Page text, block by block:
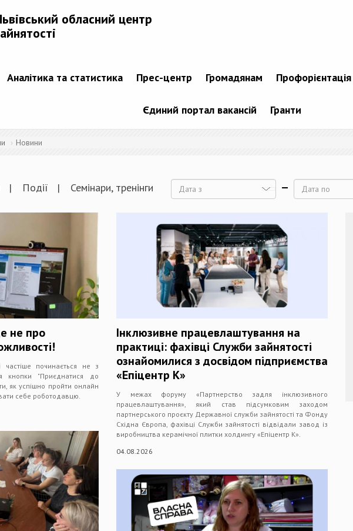
обласний центр
Аналітика та статистика Прес-центр Громадянам Профорієнтація
Єдиний портал вакансій Гранти
Новини
Події Семінари, тренінги
не про
починається не з
кнопки "Приєднатися до
як успішно пройти онлайн
себе роботодавцю.
Інклюзивне працевлаштування на
практиці: фахівці Служби зайнятості
ознайомилися з досвідом підприємства
«Епіцентр К»
У межах форуму «Партнерство задля інклюзивного
працевлаштування», який став підсумковим заходом
партнерського проєкту Державної служби зайнятості та Фонду
Східна Європа, фахівці Служби зайнятості відвідали завод із
виробництва керамічної плитки холдингу «Епіцентр К».
04.08.2026